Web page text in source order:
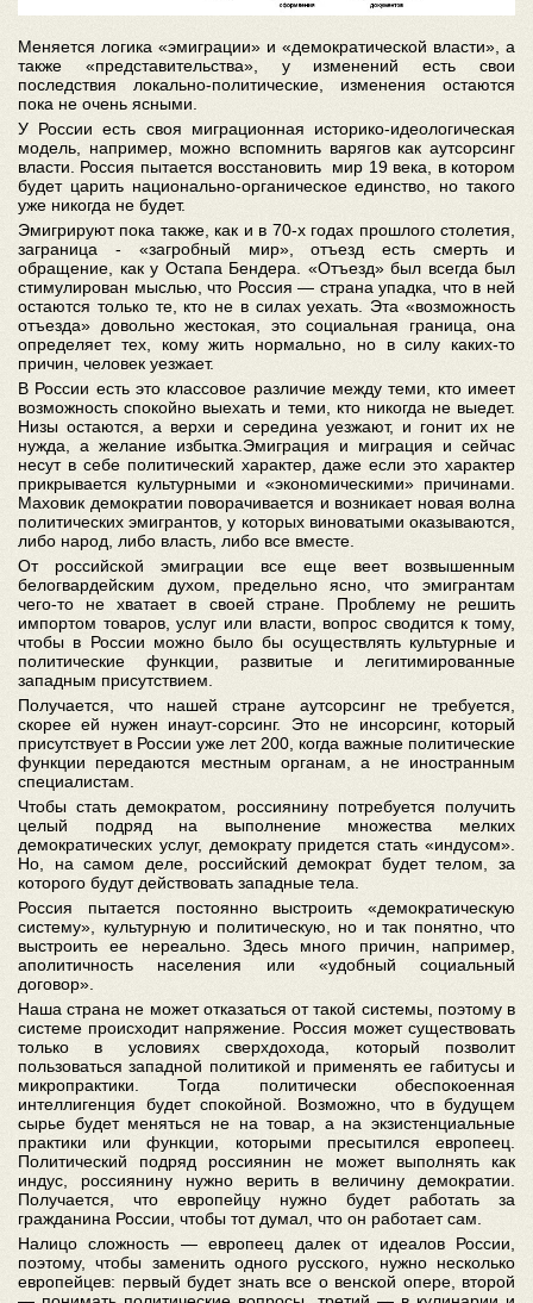
Меняется логика «эмиграции» и «демократической власти», а
также «представительства», у изменений есть свои
последствия локально-политические, изменения остаются
пока не очень ясными.
У России есть своя миграционная историко-идеологическая
модель, например, можно вспомнить варягов как аутсорсинг
власти. Россия пытается восстановить мир 19 века, в котором
будет царить национально-органическое единство, но такого
уже никогда не будет.
Эмигрируют пока также, как и в 70-х годах прошлого столетия,
заграница - «загробный мир», отъезд есть смерть и
обращение, как у Остапа Бендера. «Отъезд» был всегда был
стимулирован мыслью, что Россия — страна упадка, что в ней
остаются только те, кто не в силах уехать. Эта «возможность
отъезда» довольно жестокая, это социальная граница, она
определяет тех, кому жить нормально, но в силу каких-то
причин, человек уезжает.
В России есть это классовое различие между теми, кто имеет
возможность спокойно выехать и теми, кто никогда не выедет.
Низы остаются, а верхи и середина уезжают, и гонит их не
нужда, а желание избытка.Эмиграция и миграция и сейчас
несут в себе политический характер, даже если это характер
прикрывается культурными и «экономическими» причинами.
Маховик демократии поворачивается и возникает новая волна
политических эмигрантов, у которых виноватыми оказываются,
либо народ, либо власть, либо все вместе.
От российской эмиграции все еще веет возвышенным
белогвардейским духом, предельно ясно, что эмигрантам
чего-то не хватает в своей стране. Проблему не решить
импортом товаров, услуг или власти, вопрос сводится к тому,
чтобы в России можно было бы осуществлять культурные и
политические функции, развитые и легитимированные
западным присутствием.
Получается, что нашей стране аутсорсинг не требуется,
скорее ей нужен инаут-сорсинг. Это не инсорсинг, который
присутствует в России уже лет 200, когда важные политические
функции передаются местным органам, а не иностранным
специалистам.
Чтобы стать демократом, россиянину потребуется получить
целый подряд на выполнение множества мелких
демократических услуг, демократу придется стать «индусом».
Но, на самом деле, российский демократ будет телом, за
которого будут действовать западные тела.
Россия пытается постоянно выстроить «демократическую
систему», культурную и политическую, но и так понятно, что
выстроить ее нереально. Здесь много причин, например,
аполитичность населения или «удобный социальный
договор».
Наша страна не может отказаться от такой системы, поэтому в
системе происходит напряжение. Россия может существовать
только в условиях сверхдохода, который позволит
пользоваться западной политикой и применять ее габитусы и
микропрактики. Тогда политически обеспокоенная
интеллигенция будет спокойной. Возможно, что в будущем
сырье будет меняться не на товар, а на экзистенциальные
практики или функции, которыми пресытился европеец.
Политический подряд россиянин не может выполнять как
индус, россиянину нужно верить в величину демократии.
Получается, что европейцу нужно будет работать за
гражданина России, чтобы тот думал, что он работает сам.
Налицо сложность — европеец далек от идеалов России,
поэтому, чтобы заменить одного русского, нужно несколько
европейцев: первый будет знать все о венской опере, второй